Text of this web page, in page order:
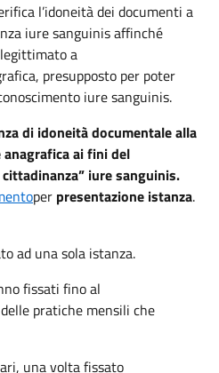
l’idoneità dei documenti a
iure sanguinis affinché
legittimato a
presupposto per poter
iure sanguinis.
di idoneità documentale alla
ai fini del
iure sanguinis.
per presentazione istanza.
ad una sola istanza.
fissati fino al
pratiche mensili che
una volta fissato